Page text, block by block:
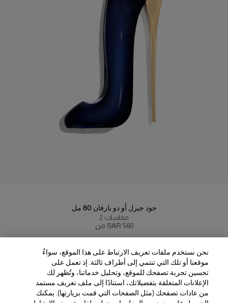
جود جيرل أو دو بارفان 80 مل
2 مقاسات
من SAR 560
نحن نستخدم ملفات تعريف الارتباط على هذا الموقع، سواءٌ
موقعنا أو تلك التي تنتمي إلى أطراف ثالثة. إذ تعمل على
تحسين تجربة تصفحك للموقع، وتحليل خدماتنا، وتُظهر لك
الإعلانات المتعلقة بتفضيلاتك، استنادًا إلى ملف تعريف مستمد
من عادات تصفحك (مثل الصفحات التي قمت بزيارتها). يمكنك